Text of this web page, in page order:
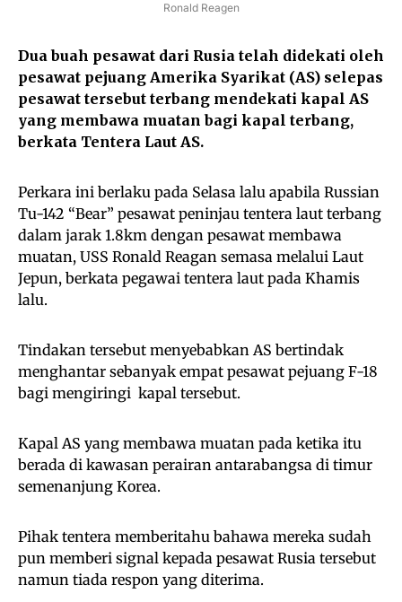
Ronald Reagen
Dua buah pesawat dari Rusia telah didekati oleh
pesawat pejuang Amerika Syarikat (AS) selepas
pesawat tersebut terbang mendekati kapal AS
yang membawa muatan bagi kapal terbang,
berkata Tentera Laut AS.
Perkara ini berlaku pada Selasa lalu apabila Russian
Tu-142 “Bear” pesawat peninjau tentera laut terbang
dalam jarak 1.8km dengan pesawat membawa
muatan, USS Ronald Reagan semasa melalui Laut
Jepun, berkata pegawai tentera laut pada Khamis
lalu.
Tindakan tersebut menyebabkan AS bertindak
menghantar sebanyak empat pesawat pejuang F-18
bagi mengiringi kapal tersebut.
Kapal AS yang membawa muatan pada ketika itu
berada di kawasan perairan antarabangsa di timur
semenanjung Korea.
Pihak tentera memberitahu bahawa mereka sudah
pun memberi signal kepada pesawat Rusia tersebut
namun tiada respon yang diterima.